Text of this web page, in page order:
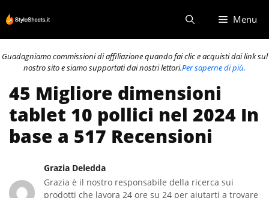
al
contenuto
Menu
Guadagniamo commissioni di affiliazione quando fai clic e acquisti dai link sul
nostro sito e siamo supportati dai nostri lettori.Per saperne di più.
45 Migliore dimensioni
tablet 10 pollici nel 2024 In
base a 517 Recensioni
Grazia Deledda
Grazia è il nostro responsabile della ricerca sui
prodotti che lavora 24 ore su 24 per aiutarti a trovare